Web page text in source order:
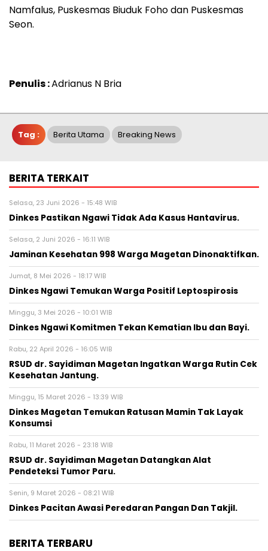
Namfalus, Puskesmas Biuduk Foho dan Puskesmas
Seon.
Penulis :Adrianus N Bria
Tag : Berita Utama Breaking News
BERITA TERKAIT
Selasa, 23 Juni 2026 - 15:48 WIB
Dinkes Pastikan Ngawi Tidak Ada Kasus Hantavirus.
Selasa, 2 Juni 2026 - 16:11 WIB
Jaminan Kesehatan 998 Warga Magetan Dinonaktifkan.
Jumat, 8 Mei 2026 - 18:17 WIB
Dinkes Ngawi Temukan Warga Positif Leptospirosis
Minggu, 3 Mei 2026 - 10:01 WIB
Dinkes Ngawi Komitmen Tekan Kematian Ibu dan Bayi.
Rabu, 22 April 2026 - 16:05 WIB
RSUD dr. Sayidiman Magetan Ingatkan Warga Rutin Cek
Kesehatan Jantung.
Minggu, 15 Maret 2026 - 13:39 WIB
Dinkes Magetan Temukan Ratusan Mamin Tak Layak
Konsumsi
Rabu, 11 Maret 2026 - 23:18 WIB
RSUD dr. Sayidiman Magetan Datangkan Alat
Pendeteksi Tumor Paru.
Senin, 9 Maret 2026 - 08:21 WIB
Dinkes Pacitan Awasi Peredaran Pangan Dan Takjil.
BERITA TERBARU